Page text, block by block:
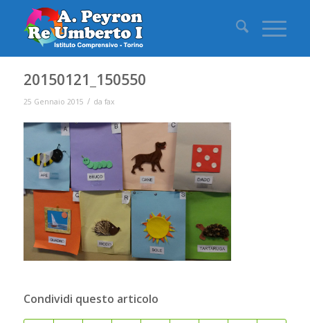
20150121_150550
25 Gennaio 2015 / da fax
Condividi questo articolo